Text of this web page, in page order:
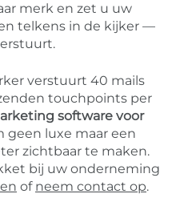
merk en zet u uw
telkens in de kijker —
verstuurt 40 mails
touchpoints per
software voor
geen luxe maar een
zichtbaar te maken.
bij uw onderneming
of neem contact op.